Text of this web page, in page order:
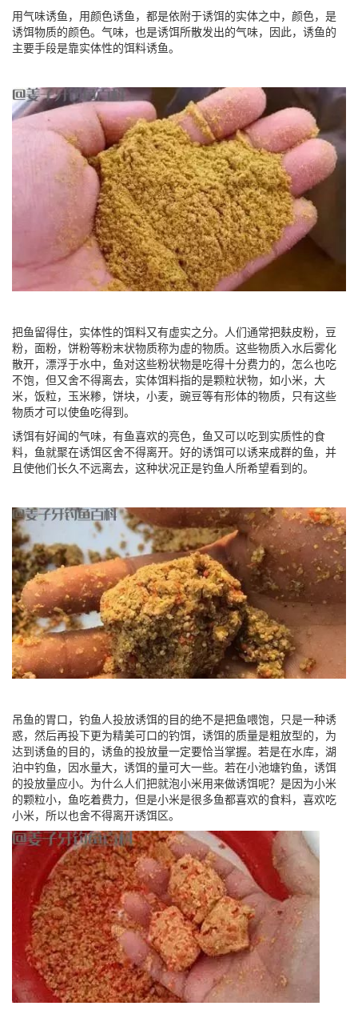
用气味诱鱼，用颜色诱鱼，都是依附于诱饵的实体之中，颜色，是
诱饵物质的颜色。气味，也是诱饵所散发出的气味，因此，诱鱼的
主要手段是靠实体性的饵料诱鱼。
把鱼留得住，实体性的饵料又有虚实之分。人们通常把麸皮粉，豆
粉，面粉，饼粉等粉末状物质称为虚的物质。这些物质入水后雾化
散开，漂浮于水中，鱼对这些粉状物是吃得十分费力的，怎么也吃
不饱，但又舍不得离去，实体饵料指的是颗粒状物，如小米，大
米，饭粒，玉米糁，饼块，小麦，豌豆等有形体的物质，只有这些
物质才可以使鱼吃得到。
诱饵有好闻的气味，有鱼喜欢的亮色，鱼又可以吃到实质性的食
料，鱼就聚在诱饵区舍不得离开。好的诱饵可以诱来成群的鱼，并
且使他们长久不远离去，这种状况正是钓鱼人所希望看到的。
吊鱼的胃口，钓鱼人投放诱饵的目的绝不是把鱼喂饱，只是一种诱
惑，然后再投下更为精美可口的钓饵，诱饵的质量是粗放型的，为
达到诱鱼的目的，诱鱼的投放量一定要恰当掌握。若是在水库，湖
泊中钓鱼，因水量大，诱饵的量可大一些。若在小池塘钓鱼，诱饵
的投放量应小。为什么人们把就泡小米用来做诱饵呢？是因为小米
的颗粒小，鱼吃着费力，但是小米是很多鱼都喜欢的食料，喜欢吃
小米，所以也舍不得离开诱饵区。